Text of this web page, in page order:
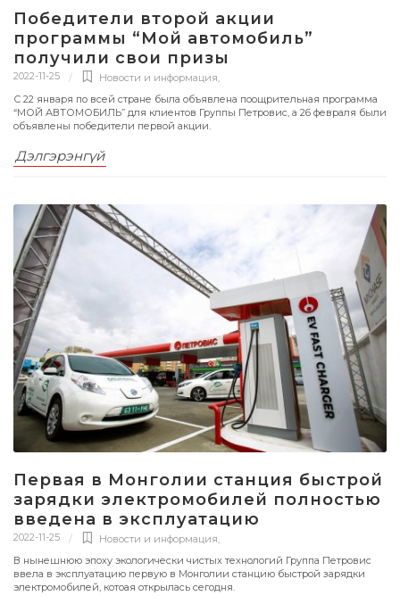
Победители второй акции
программы “Мой автомобиль”
получили свои призы
2022-11-25 Новости и информация
С 22 января по всей стране была объявлена поощрительная программа
“МОЙ АВТОМОБИЛЬ” для клиентов Группы Петровис, а 26 февраля были
объявлены победители первой акции.
Дэлгэрэнгүй
Первая в Монголии станция быстрой
зарядки электромобилей полностью
введена в эксплуатацию
2022-11-25 Новости и информация,
В нынешнюю эпоху экологически чистых технологий Группа Петровис
ввела в эксплуатацию первую в Монголии станцию быстрой зарядки
электромобилей, котоая открылась сегодня.